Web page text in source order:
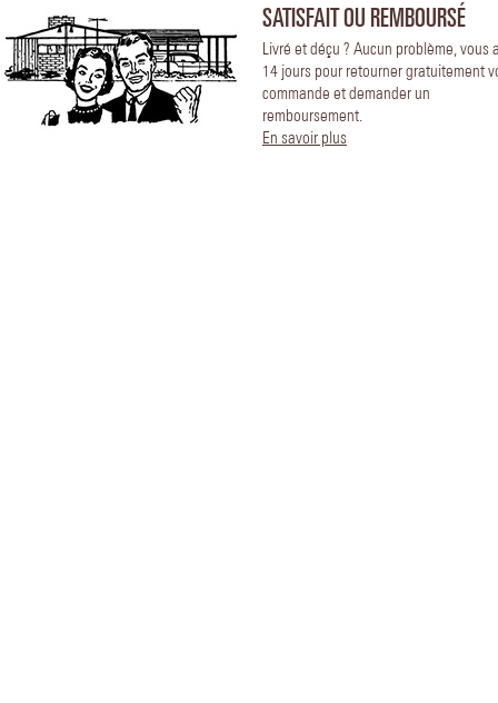
SATISFAIT OU REMBOURSÉ
Livré et déçu ? Aucun problème, vous
14 jours pour retourner gratuitement
commande et demander un
remboursement.
En savoir plus